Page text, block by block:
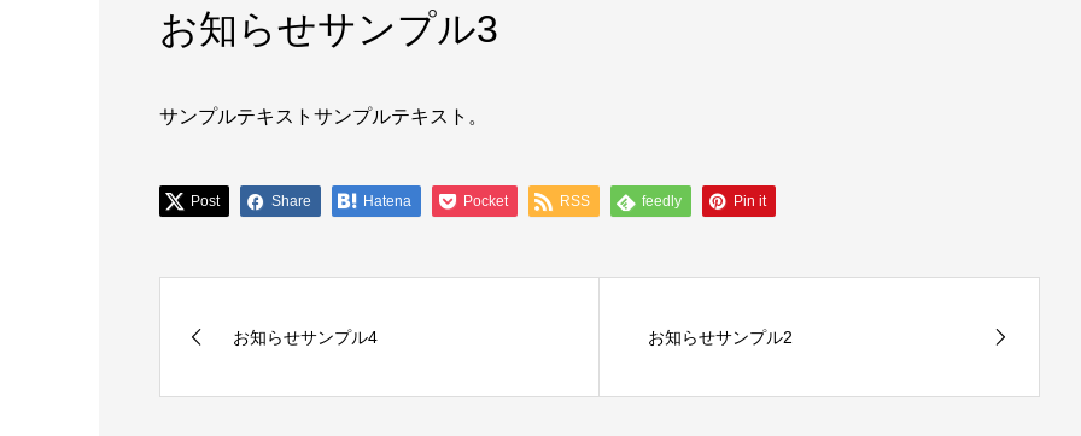
お知らせサンプル3
サンプルテキストサンプルテキスト。
Post Share Hatena Pocket RSS feedly Pin it
お知らせサンプル4 お知らせサンプル2